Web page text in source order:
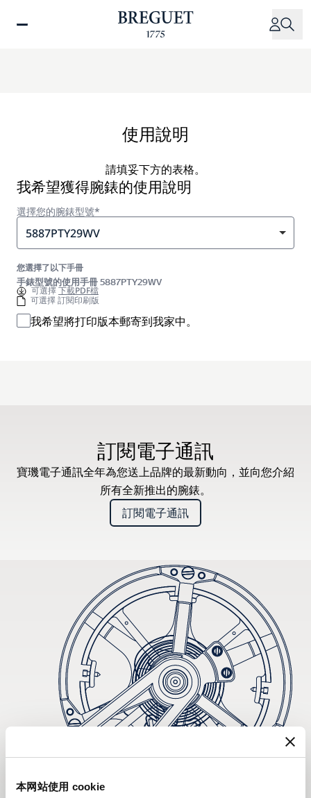
本网站使用 cookie
使用說明
請填妥下方的表格。
我希望獲得腕錶的使用說明
選擇您的腕錶型號*
5887PTY29WV
您選擇了以下手冊
手錶型號的使用手冊 5887PTY29WV
可選擇下載PDF檔
可選擇 訂閱印刷版
我希望將打印版本郵寄到我家中。
訂閱電子通訊
寶璣電子通訊全年為您送上品牌的最新動向，並向您介紹
所有全新推出的腕錶。
訂閱電子通訊